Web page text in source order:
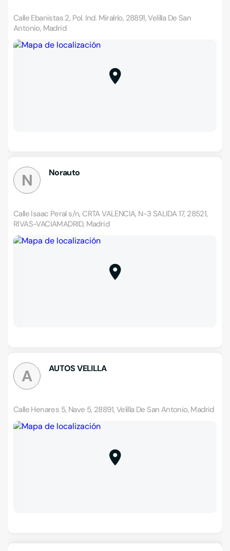
Calle Ebanistas 2, Pol. Ind. Miralrío, 28891, Velilla De San
Antonio, Madrid
N Norauto
Calle Isaac Peral s/n, CRTA VALENCIA, N-3 SALIDA 17, 28521,
RIVAS-VACIAMADRID, Madrid
A AUTOS VELILLA
Calle Henares 5, Nave 5, 28891, Velilla De San Antonio, Madrid